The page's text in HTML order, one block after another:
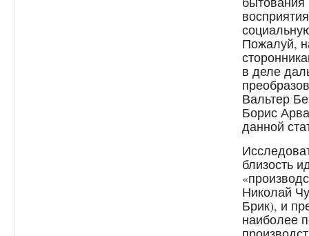
Пожалуй,
в деле
Вальтер
Борис
данной
близость
Николай
Брик), и
наиболее